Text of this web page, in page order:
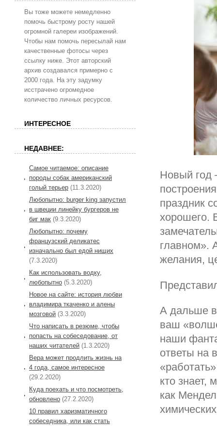
Новый год
праздник
хорошего.
главном».
желания,
А дальше
ваш
наши
ответы на
кто знает,
как
Вы тоже можете немедленно
помочь быстрому росту нашей
огромной галереи изображений.
Чтобы нам помочь пересылай нам
качественные фотосы через
ссылку ниже. Этот авторский
архив создавался примерно с
2000 года. На эту задумку
исстрачено огромедное
количество личных ресурсов.
ИНТЕРЕСНОЕ
НЕДАВНЕЕ:
Самое читаемое: описание
породы собак американский
голый терьер (11.3.2020)
Любопытно: burger king запустил
в швеции линейку бургеров не
биг мак (9.3.2020)
Любопытно: почему
французский деликатес
изначально был едой нищих
(7.3.2020)
Как использовать водку,
любопытно (5.3.2020)
Новое на сайте: история любви
владимира ткаченко и алены
мозговой (3.3.2020)
Что написать в резюме, чтобы
попасть на собеседование, от
наших читателей (1.3.2020)
Вера может продлить жизнь на
4 года, самое интересное
(29.2.2020)
Куда поехать и что посмотреть,
обновлено (27.2.2020)
10 правил харизматичного
собеседника, или как стать